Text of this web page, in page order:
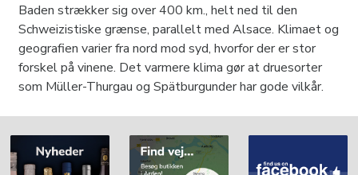
Baden strækker sig over 400 km., helt ned til den
Schweizistiske grænse, parallelt med Alsace. Klimaet og
geografien varier fra nord mod syd, hvorfor der er stor
forskel på vinene. Det varmere klima gør at druesorter
som Müller-Thurgau og Spätburgunder har gode vilkår.